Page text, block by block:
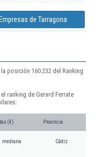
de Tarragona
posición 160.232 del Ranking
ranking de Gerard Ferrate
(€) Provincia
mediana Cádiz